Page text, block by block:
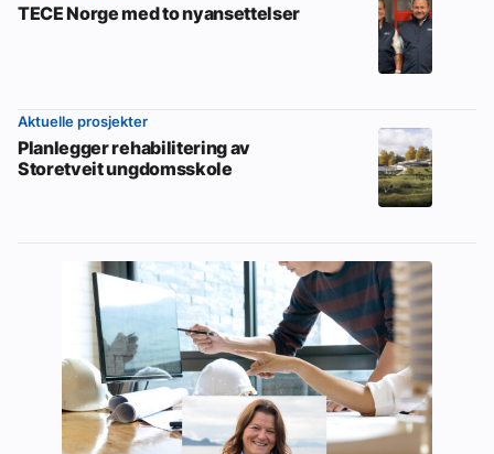
TECE Norge med to nyansettelser
Aktuelle prosjekter
Planlegger rehabilitering av
Storetveit ungdomsskole